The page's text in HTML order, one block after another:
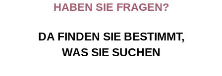
HABEN SIE FRAGEN?
DA FINDEN SIE BESTIMMT,
WAS SIE SUCHEN